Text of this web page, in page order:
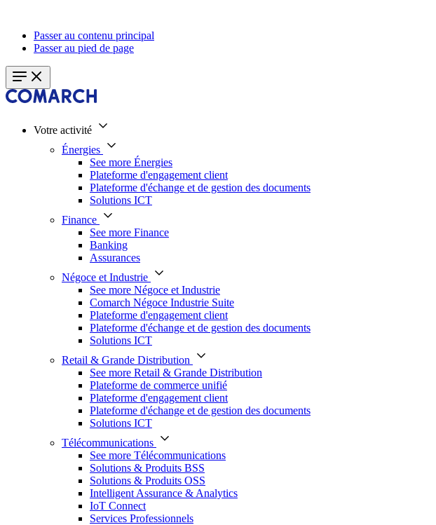
Passer au contenu principal
Passer au pied de page
Votre activité
Énergies
See more Énergies
Plateforme d'engagement client
Plateforme d'échange et de gestion des documents
Solutions ICT
Finance
See more Finance
Banking
Assurances
Négoce et Industrie
See more Négoce et Industrie
Comarch Négoce Industrie Suite
Plateforme d'engagement client
Plateforme d'échange et de gestion des documents
Solutions ICT
Retail & Grande Distribution
See more Retail & Grande Distribution
Plateforme de commerce unifié
Plateforme d'engagement client
Plateforme d'échange et de gestion des documents
Solutions ICT
Télécommunications
See more Télécommunications
Solutions & Produits BSS
Solutions & Produits OSS
Intelligent Assurance & Analytics
IoT Connect
Services Professionnels